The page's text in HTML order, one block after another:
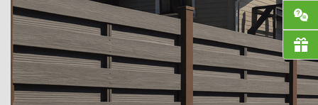
монтируются с шагом 2–2,5 метра. Важно
соблюдать вертикаль, глубину заглубления и
надежную фиксацию — с использованием бетона
или забивных анкеров.
Крепление горизонтальных лаг
К опорам крепятся продольные направляющие, на
которые будет монтироваться деревянный щит.
Лаги устанавливаются строго горизонтально и
крепятся на саморезы или болты.